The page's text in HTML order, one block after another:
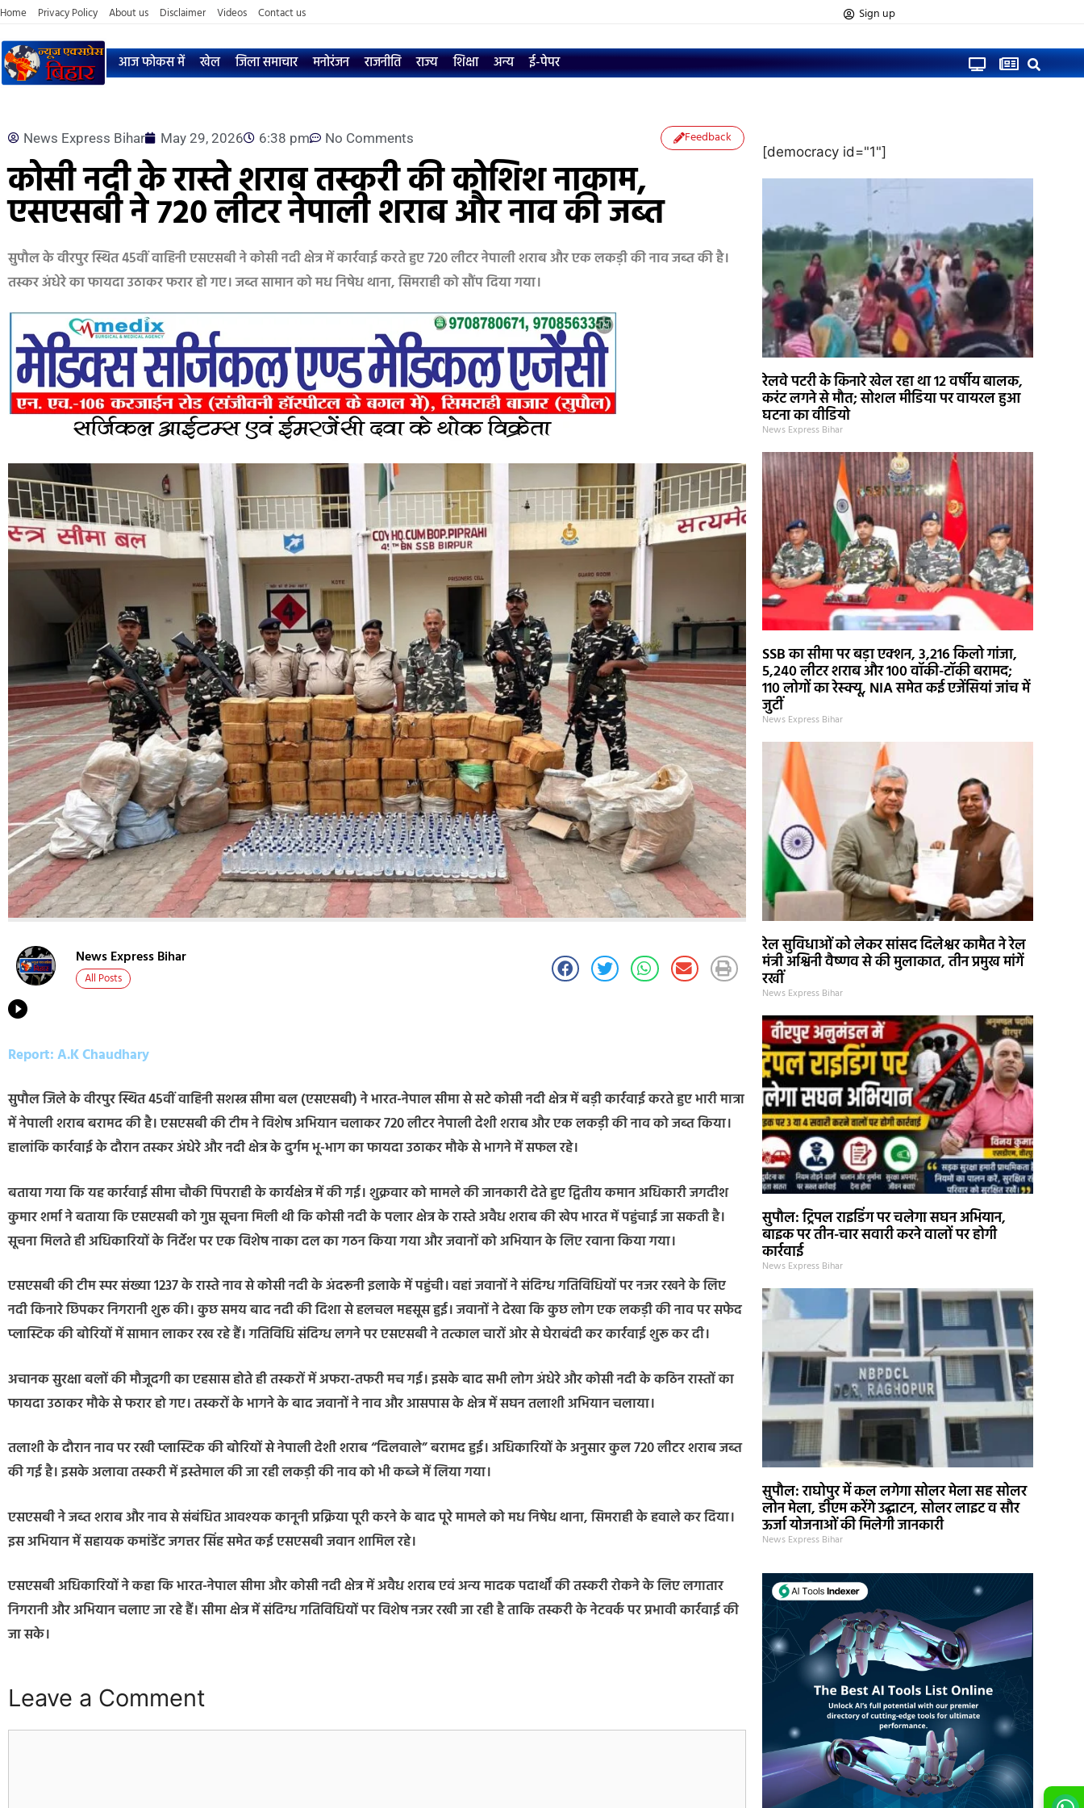
Home Privacy Policy About us Disclaimer Videos Contact us Sign up
आज फोकस में खेल जिला समाचार मनोरंजन राजनीति राज्य शिक्षा अन्य ई-पेपर
News Express Bihar May 29, 2026 6:38 pm No Comments Feedback
कोसी नदी के रास्ते शराब तस्करी की कोशिश नाकाम,
एसएसबी ने 720 लीटर नेपाली शराब और नाव की जब्त
सुपौल के वीरपुर स्थित 45वीं वाहिनी एसएसबी ने कोसी नदी क्षेत्र में कार्रवाई करते हुए 720 लीटर नेपाली शराब और एक लकड़ी की नाव जब्त की है।
तस्कर अंधेरे का फायदा उठाकर फरार हो गए। जब्त सामान को मध निषेध थाना, सिमराही को सौंप दिया गया।
News Express Bihar
All Posts
Report: A.K Chaudhary
सुपौल जिले के वीरपुर स्थित 45वीं वाहिनी सशस्त्र सीमा बल (एसएसबी) ने भारत-नेपाल सीमा से सटे कोसी नदी क्षेत्र में बड़ी कार्रवाई करते हुए भारी मात्रा
में नेपाली शराब बरामद की है। एसएसबी की टीम ने विशेष अभियान चलाकर 720 लीटर नेपाली देशी शराब और एक लकड़ी की नाव को जब्त किया।
हालांकि कार्रवाई के दौरान तस्कर अंधेरे और नदी क्षेत्र के दुर्गम भू-भाग का फायदा उठाकर मौके से भागने में सफल रहे।
बताया गया कि यह कार्रवाई सीमा चौकी पिपराही के कार्यक्षेत्र में की गई। शुक्रवार को मामले की जानकारी देते हुए द्वितीय कमान अधिकारी जगदीश
कुमार शर्मा ने बताया कि एसएसबी को गुप्त सूचना मिली थी कि कोसी नदी के पलार क्षेत्र के रास्ते अवैध शराब की खेप भारत में पहुंचाई जा सकती है।
सूचना मिलते ही अधिकारियों के निर्देश पर एक विशेष नाका दल का गठन किया गया और जवानों को अभियान के लिए रवाना किया गया।
एसएसबी की टीम स्पर संख्या 1237 के रास्ते नाव से कोसी नदी के अंदरूनी इलाके में पहुंची। वहां जवानों ने संदिग्ध गतिविधियों पर नजर रखने के लिए
नदी किनारे छिपकर निगरानी शुरू की। कुछ समय बाद नदी की दिशा से हलचल महसूस हुई। जवानों ने देखा कि कुछ लोग एक लकड़ी की नाव पर सफेद
प्लास्टिक की बोरियों में सामान लाकर रख रहे हैं। गतिविधि संदिग्ध लगने पर एसएसबी ने तत्काल चारों ओर से घेराबंदी कर कार्रवाई शुरू कर दी।
अचानक सुरक्षा बलों की मौजूदगी का एहसास होते ही तस्करों में अफरा-तफरी मच गई। इसके बाद सभी लोग अंधेरे और कोसी नदी के कठिन रास्तों का
फायदा उठाकर मौके से फरार हो गए। तस्करों के भागने के बाद जवानों ने नाव और आसपास के क्षेत्र में सघन तलाशी अभियान चलाया।
तलाशी के दौरान नाव पर रखी प्लास्टिक की बोरियों से नेपाली देशी शराब “दिलवाले” बरामद हुई। अधिकारियों के अनुसार कुल 720 लीटर शराब जब्त
की गई है। इसके अलावा तस्करी में इस्तेमाल की जा रही लकड़ी की नाव को भी कब्जे में लिया गया।
एसएसबी ने जब्त शराब और नाव से संबंधित आवश्यक कानूनी प्रक्रिया पूरी करने के बाद पूरे मामले को मध निषेध थाना, सिमराही के हवाले कर दिया।
इस अभियान में सहायक कमांडेंट जगत्तर सिंह समेत कई एसएसबी जवान शामिल रहे।
एसएसबी अधिकारियों ने कहा कि भारत-नेपाल सीमा और कोसी नदी क्षेत्र में अवैध शराब एवं अन्य मादक पदार्थों की तस्करी रोकने के लिए लगातार
निगरानी और अभियान चलाए जा रहे हैं। सीमा क्षेत्र में संदिग्ध गतिविधियों पर विशेष नजर रखी जा रही है ताकि तस्करी के नेटवर्क पर प्रभावी कार्रवाई की
जा सके।
Leave a Comment
[democracy id="1"]
रेलवे पटरी के किनारे खेल रहा था 12 वर्षीय बालक,
करंट लगने से मौत; सोशल मीडिया पर वायरल हुआ
घटना का वीडियो
News Express Bihar
SSB का सीमा पर बड़ा एक्शन, 3,216 किलो गांजा,
5,240 लीटर शराब और 100 वॉकी-टॉकी बरामद;
110 लोगों का रेस्क्यू, NIA समेत कई एजेंसियां जांच में
जुटीं
News Express Bihar
रेल सुविधाओं को लेकर सांसद दिलेश्वर कामैत ने रेल
मंत्री अश्विनी वैष्णव से की मुलाकात, तीन प्रमुख मांगें
रखीं
News Express Bihar
सुपौल: ट्रिपल राइडिंग पर चलेगा सघन अभियान,
बाइक पर तीन-चार सवारी करने वालों पर होगी
कार्रवाई
News Express Bihar
सुपौल: राघोपुर में कल लगेगा सोलर मेला सह सोलर
लोन मेला, डीएम करेंगे उद्घाटन, सोलर लाइट व सौर
ऊर्जा योजनाओं की मिलेगी जानकारी
News Express Bihar